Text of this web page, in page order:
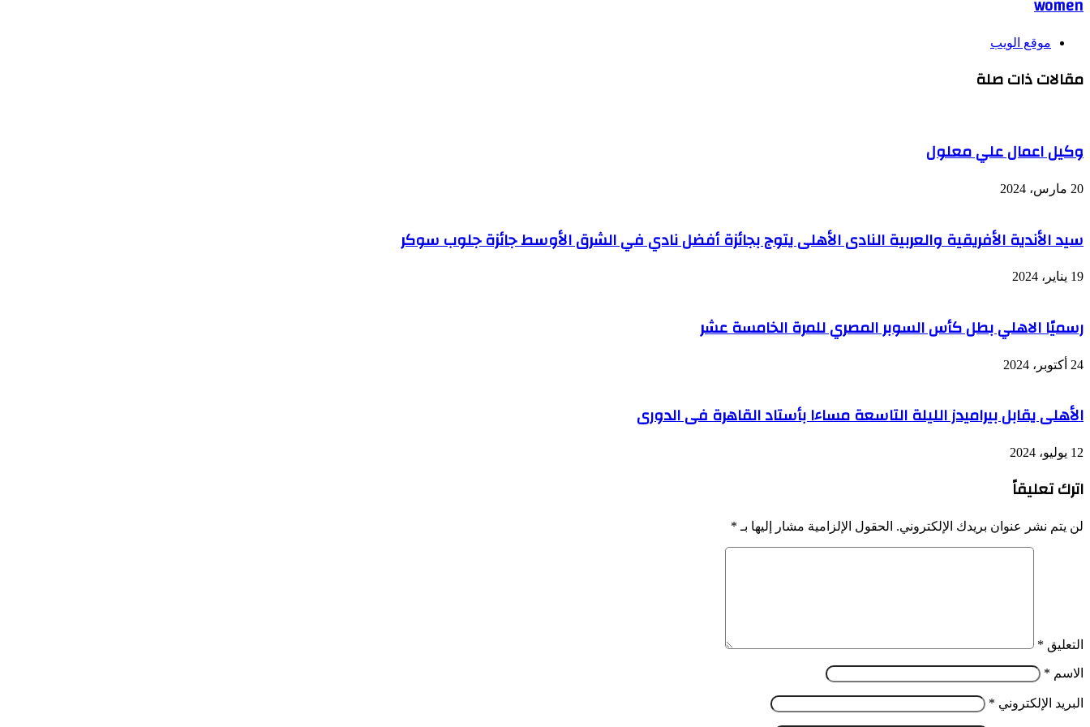
women
موقع الويب
مقالات ذات صلة
وكيل اعمال علي معلول
20 مارس، 2024
سيد الأندية الأفريقية والعربية النادى الأهلى يتوج بجائزة أفضل نادي في الشرق الأوسط جائزة جلوب سوكر
19 يناير، 2024
رسميًا الاهلي بطل كأس السوبر المصري للمرة الخامسة عشر
24 أكتوبر، 2024
الأهلى يقابل بيراميدز الليلة التاسعة مساءا بأستاد القاهرة فى الدورى
12 يوليو، 2024
اترك تعليقاً
لن يتم نشر عنوان بريدك الإلكتروني. الحقول الإلزامية مشار إليها بـ *
التعليق *
الاسم *
البريد الإلكتروني *